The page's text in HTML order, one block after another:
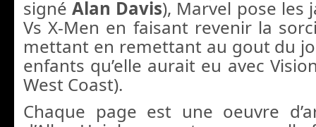
signéAlan Davis), Marvel pose les
Vs X-Men en faisant revenir la
mettant en remettant au gout du
enfants qu’elle aurait eu avec
West Coast).
Chaque page est une oeuvre